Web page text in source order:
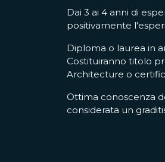
Dai 3 ai 4 anni di
positivamente
Diploma o laurea in
Costituiranno titolo
Architecture o
Ottima conoscenza
considerata un